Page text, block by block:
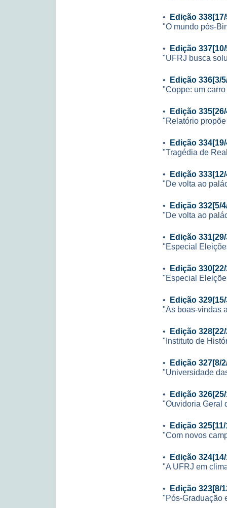
• Edição
"O mundo pós-
• Edição
"UFRJ busca
• Edição 336[3/
"Coppe: um
• Edição
"Relatório
• Edição
"Tragédia de
• Edição
"De volta ao
• Edição 332[5/
"De volta ao
• Edição
"Especial
• Edição
"Especial
• Edição
"As boas-vindas
• Edição
"Instituto de
• Edição 327[8/
"Universidade
• Edição
"Ouvidoria Geral
• Edição 325[11/
"Com novos
• Edição
"A UFRJ em
• Edição 323[8/
"Pós-Graduação